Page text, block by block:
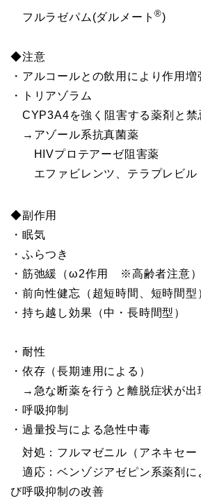
フルラゼパム(ダルメート®)
◆注意
・アルコールとの飲用により作用増
・トリアゾラム
CYP3A4を強く阻害する薬剤と禁
→アゾール系抗真菌薬
HIVプロテアーゼ阻害薬
エファビレンツ、テラプレビル
◆副作用
・眠気
・ふらつき
・筋弛緩（ω2作用 ※高齢者注意）
・前向性健忘（超短時間、短時間型
・持ち越し効果（中・長時間型）
・耐性
・依存（長期連用による）
→急な断薬を行うと離脱症状が出
・呼吸抑制
・過量投与による急性中毒
対処：フルマゼニル（アネキセー
適応：ベンゾジアゼピン系薬剤に
び呼吸抑制の改善